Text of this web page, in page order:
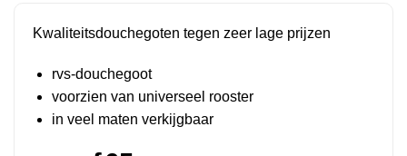
Kwaliteitsdouchegoten tegen zeer lage prijzen
rvs-douchegoot
voorzien van universeel rooster
in veel maten verkijgbaar